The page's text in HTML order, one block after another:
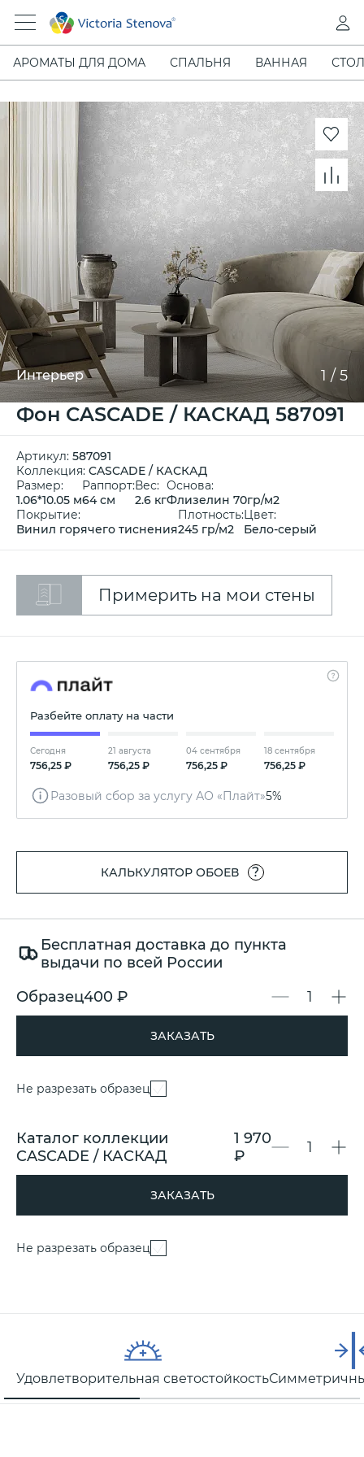
АРОМАТЫ ДЛЯ ДОМА СПАЛЬНЯ ВАННАЯ
Интерьер 1 / 5
Фон CASCADE / КАСКАД 587091
Артикул: 587091
Коллекция: CASCADE / КАСКАД
Размер:
1.06*10.05 м
Раппорт:
64 см
Вес:
2.6 кг
Основа:
Флизелин 70гр/м2
Покрытие:
Винил горячего тиснения
Плотность:
245 гр/м2
Цвет:
Бело-серый
Примерить на мои стены
Разбейте оплату на части
Сегодня
756,25 ₽
21 августа
756,25 ₽
04 сентября
756,25 ₽
18 сентября
756,25 ₽
Разовый сбор за услугу АО «Плайт»5%
КАЛЬКУЛЯТОР ОБОЕВ ?
Бесплатная доставка до пункта
выдачи по всей России
Образец400 ₽
ЗАКАЗАТЬ
Не разрезать образец
Каталог коллекции
CASCADE / КАСКАД
1 970
₽
ЗАКАЗАТЬ
Не разрезать образец
Удовлетворительная светостойкость